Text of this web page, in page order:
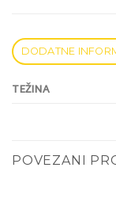
DODATNE
TEŽINA
POVEZANI